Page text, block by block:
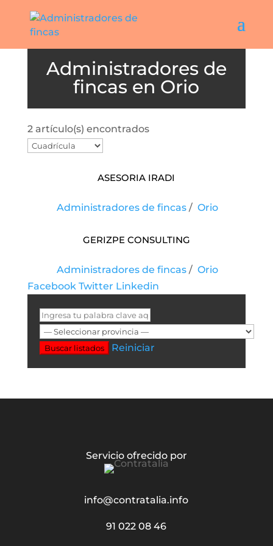
Orio
2 artículo(s) encontrados
Asesoria Iradi
Administradores de fincas / Orio
Gerizpe Consulting
Administradores de fincas / Orio
Facebook Twitter Linkedin
Buscar listados Reiniciar
Servicio ofrecido por
info@contratalia.info
91 022 08 46